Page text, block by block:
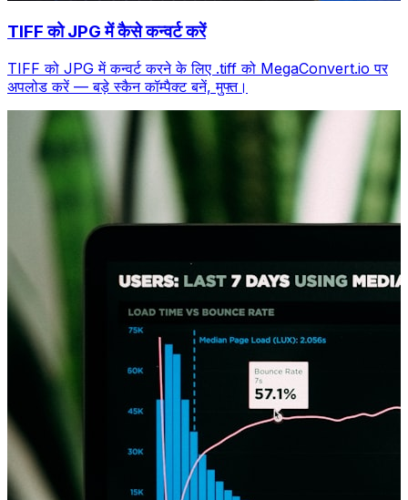
TIFF को JPG में कैसे कन्वर्ट करें
TIFF को JPG में कन्वर्ट करने के लिए .tiff को MegaConvert.io पर
अपलोड करें — बड़े स्कैन कॉम्पैक्ट बनें, मुफ्त।